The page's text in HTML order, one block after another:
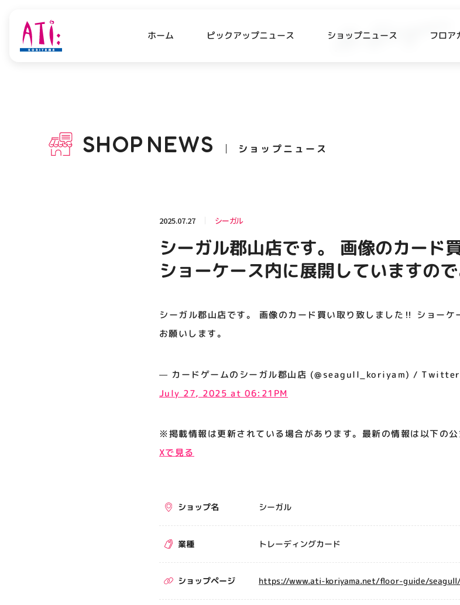
ホーム ピックアップニュース ショップニュース フロア
テナント出店募集
催事出店募集
SHOP NEWS ショップニュース
2025.07.27 シーガル
シーガル郡山店です。 画像のカード
ショーケース内に展開していますの
シーガル郡山店です。 画像のカード買い取り致しました‼️ ショーケ
お願いします。
— カードゲームのシーガル郡山店 (@seagull_koriyam) /
July 27, 2025 at 06:21PM
※掲載情報は更新されている場合があります。最新の情報は以下の公
Xで見る
ショップ名 シーガル
業種 トレーディングカード
ショップページ https://www.ati-koriyama.net/floor-guide/